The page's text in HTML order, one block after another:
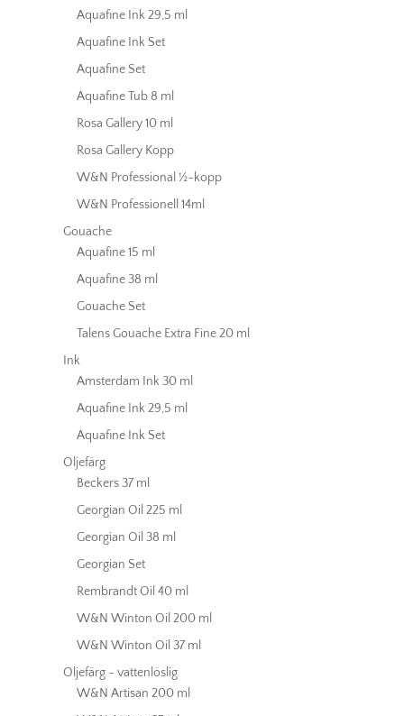
Aquafine Ink 29,5 ml
Aquafine Ink Set
Aquafine Set
Aquafine Tub 8 ml
Rosa Gallery 10 ml
Rosa Gallery Kopp
W&N Professional ½-kopp
W&N Professionell 14ml
Gouache
Aquafine 15 ml
Aquafine 38 ml
Gouache Set
Talens Gouache Extra Fine 20 ml
Ink
Amsterdam Ink 30 ml
Aquafine Ink 29,5 ml
Aquafine Ink Set
Oljefärg
Beckers 37 ml
Georgian Oil 225 ml
Georgian Oil 38 ml
Georgian Set
Rembrandt Oil 40 ml
W&N Winton Oil 200 ml
W&N Winton Oil 37 ml
Oljefärg - vattenlöslig
W&N Artisan 200 ml